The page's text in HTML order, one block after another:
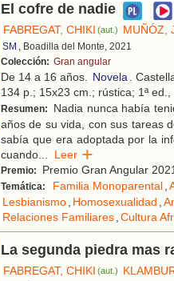
El cofre de nadie
FABREGAT, CHIKI (aut.) MUÑÓZ,
SM , Boadilla del Monte, 2021
Colección: Gran angular
De 14 a 16 años. Novela.
134 p.; 15x23 cm.; rústica; 1ª ed.,
Resumen:
Nadia nunca había
años de su vida, con sus tareas
sabía que era adoptada por la
cuando... Leer
Premio: Premio Gran Angular
Temática: Familia Monoparental,
Lesbianismo, Homosexualidad ,
Relaciones Familiares,Cultura
La segunda piedra mas
FABREGAT, CHIKI (aut.)